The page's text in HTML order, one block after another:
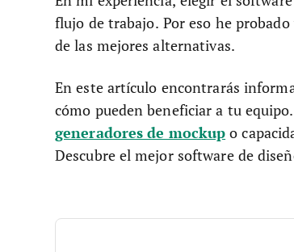
flujo de trabajo. Por eso he
de las mejores alternativas.
En este artículo encontrarás
cómo pueden beneficiar a tu
generadores de mockup o
Descubre el mejor software de